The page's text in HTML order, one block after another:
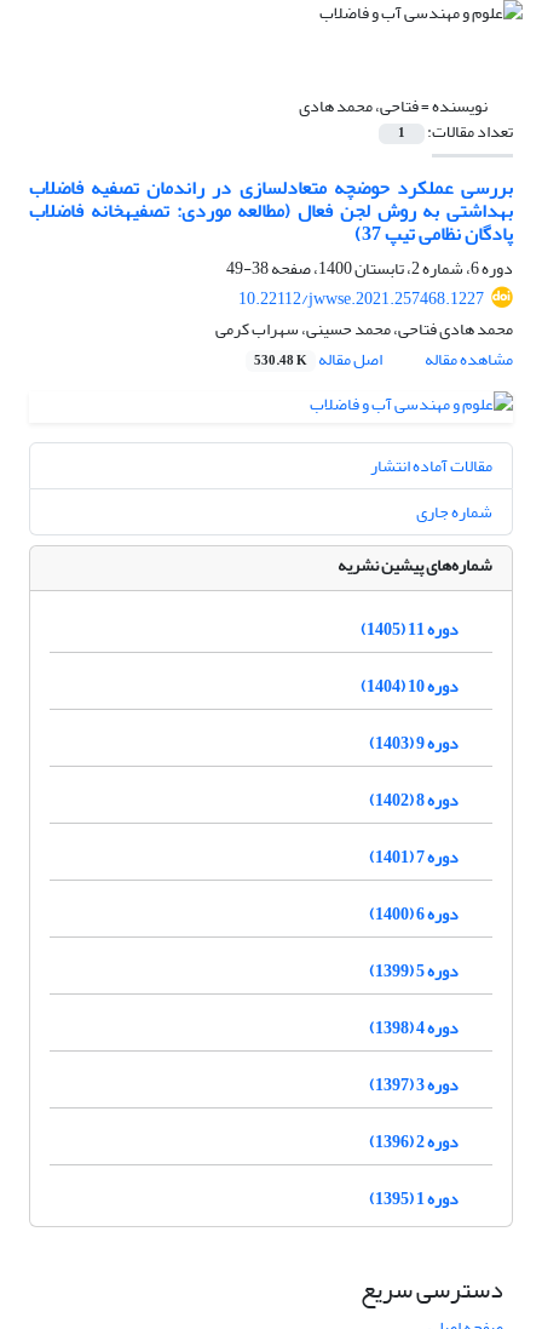
نویسنده =فتاحی، محمد هادی
تعداد مقالات: 1
بررسی عملکرد حوضچه متعادل‎سازی در راندمان تصفیه فاضلاب
بهداشتی به روش لجن فعال (مطالعه موردی: تصفیه‎خانه فاضلاب
پادگان نظامی تیپ 37)
دوره 6، شماره 2، تابستان 1400، صفحه
38-49
10.22112/jwwse.2021.257468.1227
محمد هادی فتاحی، محمد حسینی، سهراب کرمی
مشاهده مقاله
اصل مقاله 530.48 K
مقالات آماده انتشار
شماره جاری
شماره‌های پیشین نشریه
دوره 11 (1405)
دوره 10 (1404)
دوره 9 (1403)
دوره 8 (1402)
دوره 7 (1401)
دوره 6 (1400)
دوره 5 (1399)
دوره 4 (1398)
دوره 3 (1397)
دوره 2 (1396)
دوره 1 (1395)
دسترسی سریع